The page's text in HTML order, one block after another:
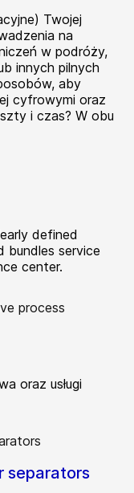
Twojej
na
w podróży,
innych pilnych
aby
cyfrowymi oraz
i czas? W obu
defined
bundles service
center.
oraz usługi
separators